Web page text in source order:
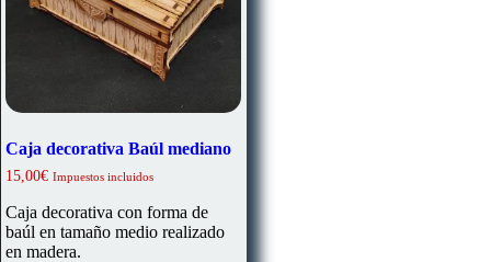
Caja decorativa Baúl mediano
15,00€ Impuestos incluidos
Caja decorativa con forma de
baúl en tamaño medio realizado
en madera.